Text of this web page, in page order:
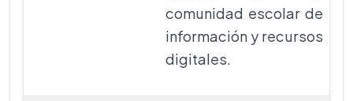
comunidad escolar de
información y recursos
digitales.